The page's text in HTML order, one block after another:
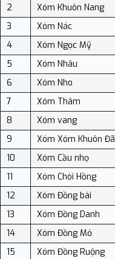
2
Xóm Khuôn Nang
3
Xóm Nác
4
Xóm Ngọc Mỹ
5
Xóm Nhâu
6
Xóm Nho
7
Xóm Thâm
8
Xóm vang
9
Xóm Xóm Khuôn Đã
10
Xóm Cầu nhọ
11
Xóm Chòi Hồng
12
Xóm Đồng bài
13
Xóm Đồng Danh
14
Xóm Đồng Mỏ
15
Xóm Đồng Ruộng